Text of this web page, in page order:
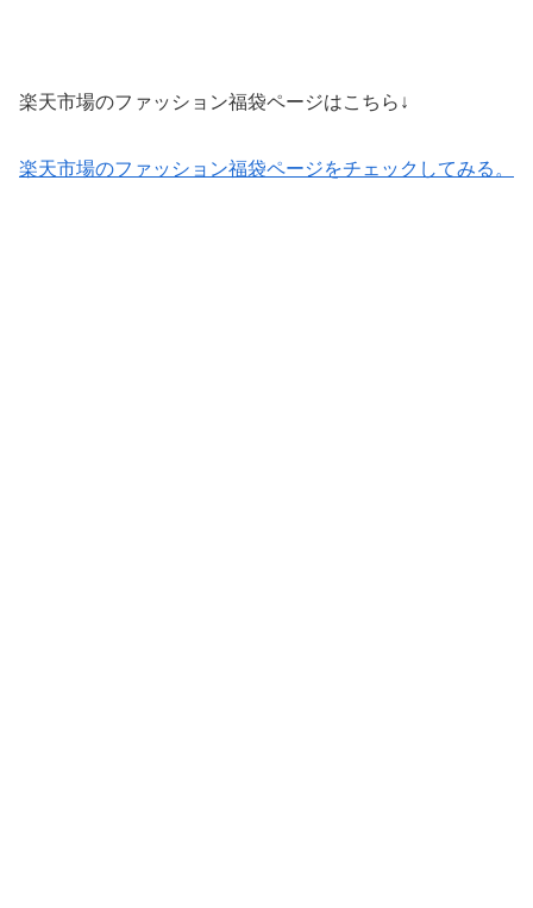
楽天市場のファッション福袋ページはこちら↓
楽天市場のファッション福袋ページをチェックしてみる。